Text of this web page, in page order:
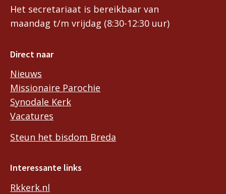
Het secretariaat is bereikbaar van
maandag t/m vrijdag (8:30-12:30 uur)
Direct naar
Nieuws
Missionaire Parochie
Synodale Kerk
Vacatures
Steun het bisdom Breda
Interessante links
Rkkerk.nl